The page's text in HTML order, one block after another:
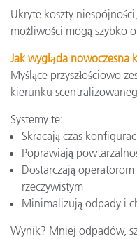
Ukryte koszty
możliwości mogą szybko
Jak wygląda nowoczesna
Myślące przyszłościowo
kierunku
Systemy te:
Skracają czas
Poprawiają
Dostarczają
rzeczywistym
Minimalizują odpady i
Wynik? Mniej odpadów,